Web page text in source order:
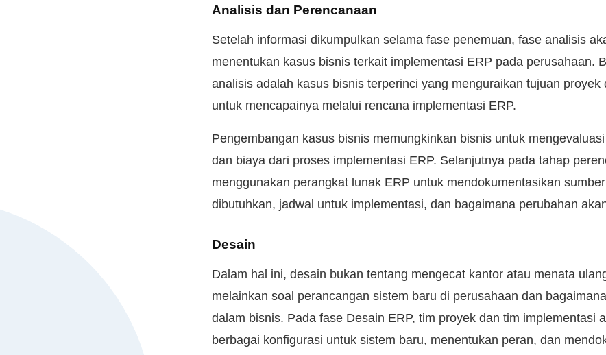
Analisis dan Perencanaan
Setelah informasi dikumpulkan selama fase penemuan, fase analisis
menentukan kasus bisnis terkait implementasi ERP pada perusahaan.
analisis adalah kasus bisnis terperinci yang menguraikan tujuan proyek
untuk mencapainya melalui rencana implementasi ERP.
Pengembangan kasus bisnis memungkinkan bisnis untuk
dan biaya dari proses implementasi ERP. Selanjutnya pada tahap
menggunakan perangkat lunak ERP untuk mendokumentasikan
dibutuhkan, jadwal untuk implementasi, dan bagaimana perubahan
Desain
Dalam hal ini, desain bukan tentang mengecat kantor atau menata
melainkan soal perancangan sistem baru di perusahaan dan
dalam bisnis. Pada fase Desain ERP, tim proyek dan tim implementasi
berbagai konfigurasi untuk sistem baru, menentukan peran, dan